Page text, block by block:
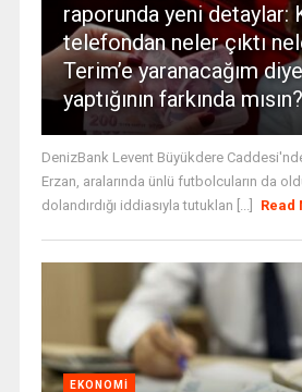
raporunda yeni detaylar:
telefondan neler çıktı
Terim’e yaranacağım
yaptığının farkında
DenizBank Levent Büyükdere
Erzan, aralarında ünlü futbolcuların da
dolandırdığı iddiasıyla tutuklan [...]
Read
EKONOMI